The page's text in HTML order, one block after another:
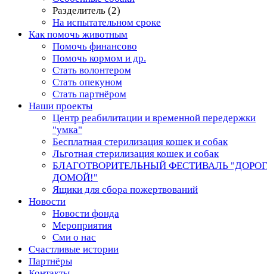
Разделитель (2)
На испытательном сроке
Как помочь животным
Помочь финансово
Помочь кормом и др.
Стать волонтером
Стать опекуном
Стать партнёром
Наши проекты
Центр реабилитации и временной передержки
"умка"
Бесплатная стерилизация кошек и собак
Льготная стерилизация кошек и собак
БЛАГОТВОРИТЕЛЬНЫЙ ФЕСТИВАЛЬ
ДОМОЙ!"
Ящики для сбора пожертвований
Новости
Новости фонда
Мероприятия
Сми о нас
Счастливые истории
Партнёры